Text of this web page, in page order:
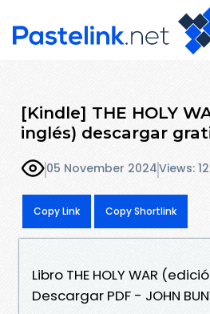
[Kindle] THE HOLY
inglés) descargar
05 November 2024Views:
Copy Link Copy Shortlink
Libro THE HOLY WAR
Descargar PDF - JOHN